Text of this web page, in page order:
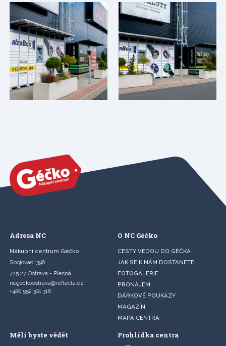
Adresa NC
Nákupní centrum Géčko
Spojovací 396
725 27 Ostrava - Plesná
ncgeckoostrava@reflecta.cz
+420 552 301 316
O NC Géčko
CESTY VEDOU DO GÉČKA
JAK SE K NÁM DOSTANETE
FOTOGALERIE
PRONÁJEM
DÁRKOVÉ POUKAZY
MAGAZÍN
MAPA CENTRA
Měli byste vědět Prohlídka centra